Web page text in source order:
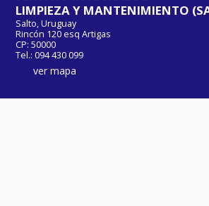
LIMPIEZA Y MANTENIMIENTO
Salto, Uruguay
Rincón 120 esq Artigas
CP: 50000
Tel.: 094 430 099
ver mapa